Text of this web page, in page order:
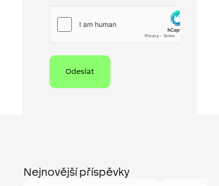
hCaptcha
Nejnovější příspěvky